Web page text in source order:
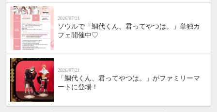
2026/07/21
ソウルで「鯛代くん、君ってやつは。」単独カ
フェ開催中♡
2026/07/21
「鯛代くん、君ってやつは。」がファミリーマ
ートに登場！